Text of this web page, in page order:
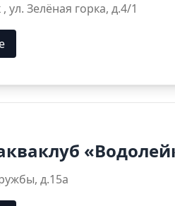
г. Новосибирск , ул. Зелёная горка, д.4/1
, ул. Дружбы, д.15а